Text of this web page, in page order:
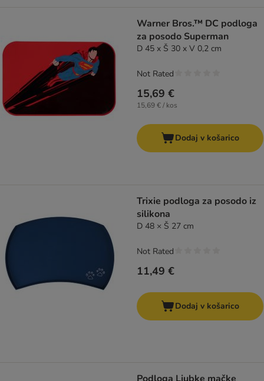
Warner Bros.™ DC podloga
za posodo Superman
D 45 x Š 30 x V 0,2 cm
15,69 €
15,69 € / kos
Not Rated
Dodaj v košarico
Trixie podloga za posodo iz
silikona
D 48 × Š 27 cm
11,49 €
Not Rated
Dodaj v košarico